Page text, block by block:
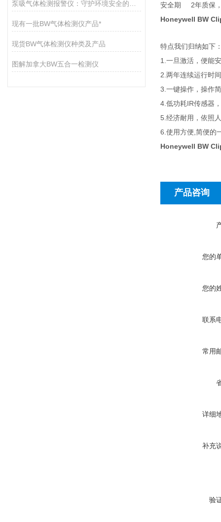
现有一批BW气体检测仪产品*
现货BW气体检测仪种类及产品
图解加拿大BW五合一检测仪
安全期
2年质保
Honeywell BW
特点我们归纳如下
1. 一旦激活，便能
2. 两年连续运行时
3. 一键操作，操作
4. 低功耗IR传感器
5. 经济耐用，依照
6. 使用方便 简便的
Honeywell BW
产品咨询
您的
您的
联系
常用
详细
补充
验